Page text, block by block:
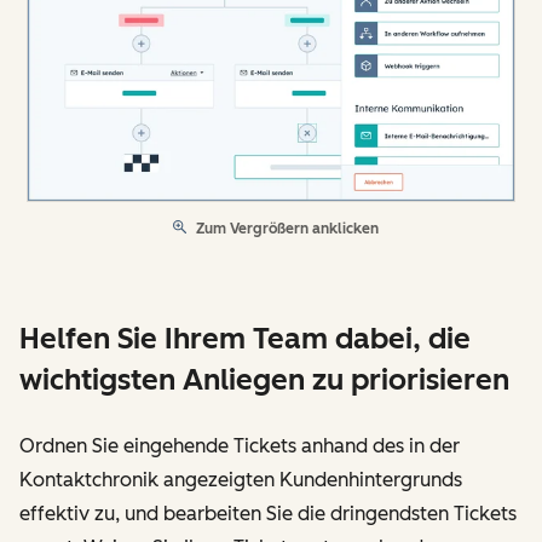
Zum Vergrößern anklicken
Helfen Sie Ihrem Team dabei, die
wichtigsten Anliegen zu priorisieren
Ordnen Sie eingehende Tickets anhand des in der
Kontaktchronik angezeigten Kundenhintergrunds
effektiv zu, und bearbeiten Sie die dringendsten Tickets